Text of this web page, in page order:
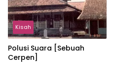
Kisah
Polusi Suara [Sebuah
Cerpen]